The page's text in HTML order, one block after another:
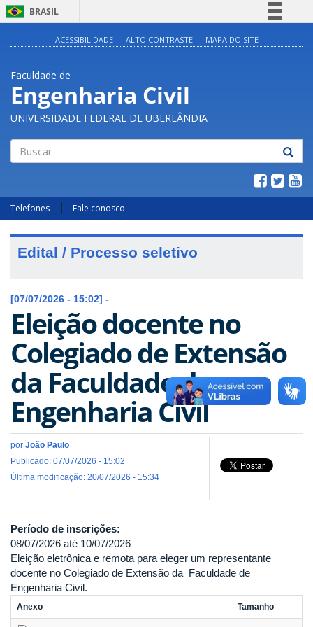
BRASIL
Legislação
Canais
ACESSIBILIDADE ALTO CONTRASTE MAPA DO SITE
Faculdade de
Engenharia Civil
UNIVERSIDADE FEDERAL DE UBERLÂNDIA
Telefones Fale conosco
Edital / Processo seletivo
[07/07/2026 - 15:02] -
Eleição docente no
Colegiado de Extensão
da Faculdade de
Engenharia Civil
por João Paulo
Publicado: 07/07/2026 - 15:02
Última modificação: 20/07/2026 - 15:34
Período de inscrições:
08/07/2026 até 10/07/2026
Eleição eletrônica e remota para eleger um representante
docente no Colegiado de Extensão da Faculdade de
Engenharia Civil.
Anexo Tamanho